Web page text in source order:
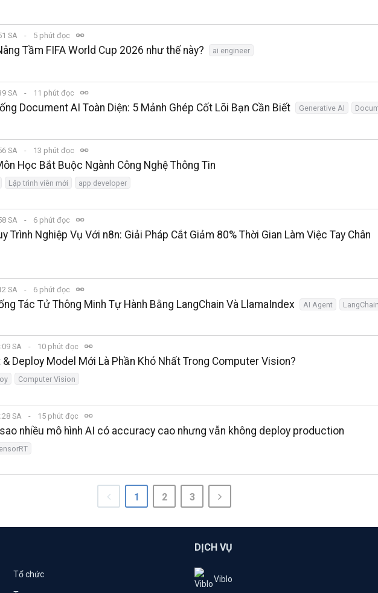
SA 5 phút đọc
Tầm FIFA World Cup 2026 như thế này? ai engineer
SA 11 phút đọc
Document AI Toàn Diện: 5 Mảnh Ghép Cốt Lõi Bạn Cần Biết Generative AI
SA 13 phút đọc
Học Bắt Buộc Ngành Công Nghệ Thông Tin
Lập trình viên mới app developer
SA 6 phút đọc
Trình Nghiệp Vụ Với n8n: Giải Pháp Cắt Giảm 80% Thời Gian Làm Việc Tay Chân
SA 6 phút đọc
Tác Tử Thông Minh Tự Hành Bằng LangChain Và LlamaIndex AI Agent LangChain
SA 10 phút đọc
Deploy Model Mới Là Phần Khó Nhất Trong Computer Vision?
Computer Vision
SA 15 phút đọc
nhiều mô hình AI có accuracy cao nhưng vẫn không deploy production
1 2 3
Tổ chức
DỊCH VỤ
Viblo